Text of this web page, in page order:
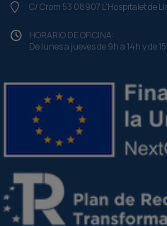
C/ Crom 53 08907 L'Hospitalet de
HORARIO DE OFICINA:
De lunes a jueves de 9h a 14h y de